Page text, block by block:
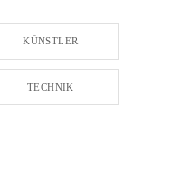
KÜNSTLER
TECHNIK